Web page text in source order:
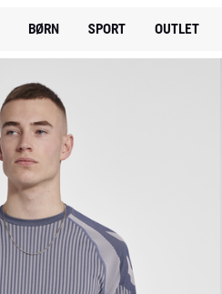
BØRN SPORT OUTLET